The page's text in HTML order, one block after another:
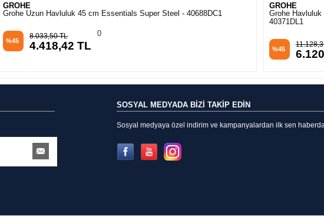
GROHE
Grohe Uzun Havluluk 45 cm Essentials Super Steel - 40688DC1
%45
8.033,50 TL
4.418,42 TL
0
GROHE
Grohe
40371DL1
%45
SOSYAL MEDYADA BİZİ TAKİP EDİN
Sosyal medyaya özel indirim ve kampanyalardan ilk sen